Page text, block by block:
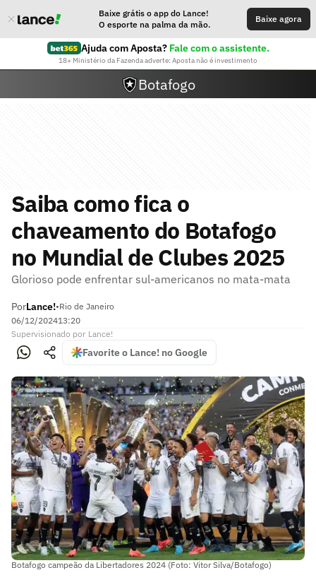
Baixe grátis o app do Lance!
O esporte na palma da mão.
Baixe agora
Ajuda com Aposta? Fale com o assistente.
18+ Ministério da Fazenda adverte: Aposta não é investimento
Botafogo
Saiba como fica o
chaveamento do Botafogo
no Mundial de Clubes 2025
Glorioso pode enfrentar sul-americanos no mata-mata
PorLance!•Rio de Janeiro
06/12/202413:20
Supervisionado por Lance!
Favorite o Lance! no Google
Botafogo campeão da Libertadores 2024 (Foto: Vitor Silva/Botafogo)